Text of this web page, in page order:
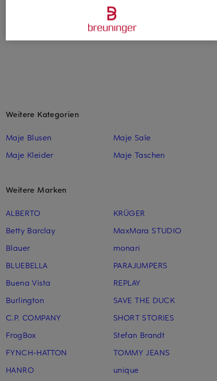
Weitere Kategorien
Maje Blusen
Maje Kleider
Maje Sale
Maje Taschen
Weitere Marken
ALBERTO
Betty Barclay
Blauer
BLUEBELLA
Buena Vista
Burlington
C.P. COMPANY
FrogBox
FYNCH-HATTON
HANRO
KRÜGER
MaxMara STUDIO
monari
PARAJUMPERS
REPLAY
SAVE THE DUCK
SHORT STORIES
Stefan Brandt
TOMMY JEANS
unique